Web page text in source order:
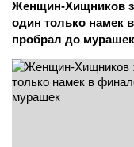
Женщин-Хищников
один только намек
пробрал до мурашек